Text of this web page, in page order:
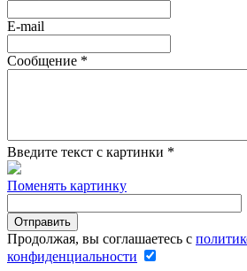
E-mail
Сообщение *
Введите текст с картинки *
Поменять картинку
Продолжая, вы соглашаетесь с
конфиденциальности